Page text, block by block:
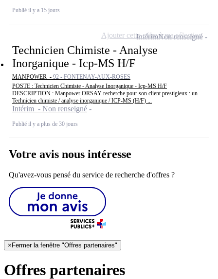
Publié il y a 15 jours
Technicien Chimiste - Analyse
Inorganique - Icp-MS H/F
MANPOWER - 92 - FONTENAY-AUX-ROSES
POSTE : Technicien Chimiste - Analyse Inorganique - Icp-MS H/F
DESCRIPTION : Manpower ORSAY recherche pour son client prestigieux : un
Technicien chimiste / analyse inorganique / ICP-MS (H/F) ...
Intérim - Non renseigné
Publié il y a plus de 30 jours
IntérimNon renseigné
Ajouter cette offre à ma sélection
Votre avis nous intéresse
Qu'avez-vous pensé du service de recherche d'offres ?
× Fermer la fenêtre "Offres partenaires"
Offres partenaires